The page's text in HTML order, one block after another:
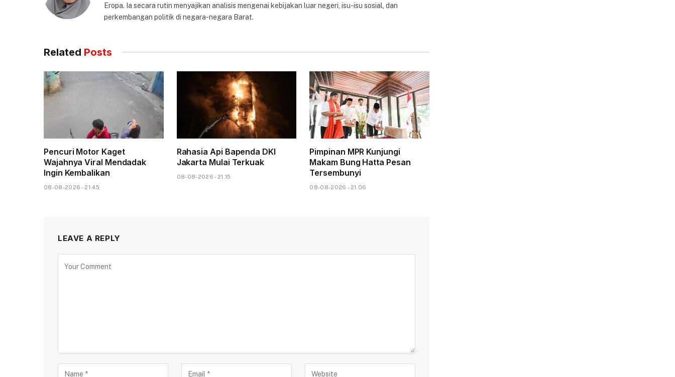
Eropa. Ia secara rutin menyajikan analisis mengenai kebijakan luar negeri, isu-isu sosial, dan
perkembangan politik di negara-negara Barat.
Related Posts
Pencuri Motor Kaget
Wajahnya Viral Mendadak
Ingin Kembalikan
08-08-2026 - 21.45
Rahasia Api Bapenda DKI
Jakarta Mulai Terkuak
08-08-2026 - 21.15
Pimpinan MPR Kunjungi
Makam Bung Hatta Pesan
Tersembunyi
08-08-2026 - 21.06
LEAVE A REPLY